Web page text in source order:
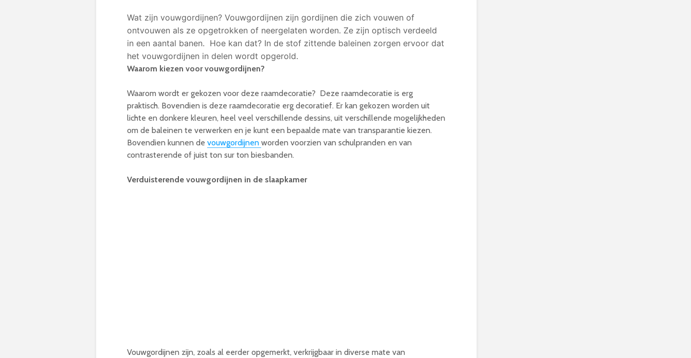
Wat zijn vouwgordijnen? Vouwgordijnen zijn gordijnen die zich vouwen of
ontvouwen als ze opgetrokken of neergelaten worden. Ze zijn optisch verdeeld
in een aantal banen. Hoe kan dat? In de stof zittende baleinen zorgen ervoor dat
het vouwgordijnen in delen wordt opgerold.
Waarom kiezen voor vouwgordijnen?
Waarom wordt er gekozen voor deze raamdecoratie? Deze raamdecoratie is erg
praktisch. Bovendien is deze raamdecoratie erg decoratief. Er kan gekozen worden uit
lichte en donkere kleuren, heel veel verschillende dessins, uit verschillende mogelijkheden
om de baleinen te verwerken en je kunt een bepaalde mate van transparantie kiezen.
Bovendien kunnen de vouwgordijnen worden voorzien van schulpranden en van
contrasterende of juist ton sur ton biesbanden.
Verduisterende vouwgordijnen in de slaapkamer
Vouwgordijnen zijn, zoals al eerder opgemerkt, verkrijgbaar in diverse mate van